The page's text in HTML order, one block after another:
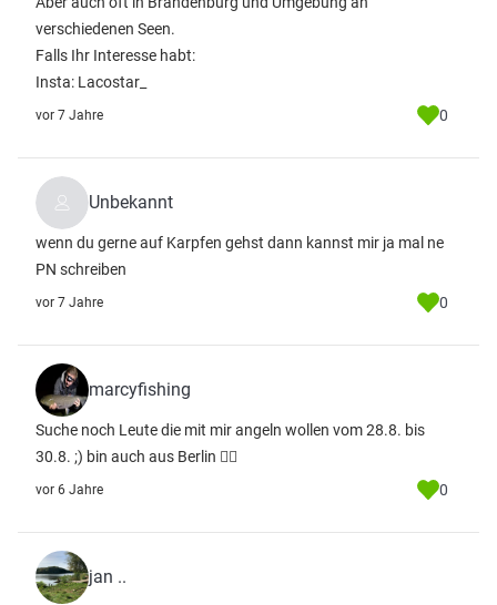
verschiedenen Seen.
Falls Ihr Interesse habt:
Insta: Lacostar_
vor 7 Jahre 0
Unbekannt
wenn du gerne auf Karpfen gehst dann kannst mir ja mal ne
PN schreiben
vor 7 Jahre 0
marcyfishing
Suche noch Leute die mit mir angeln wollen vom 28.8. bis
30.8. ;) bin auch aus Berlin 👍🏻
vor 6 Jahre 0
jan ..